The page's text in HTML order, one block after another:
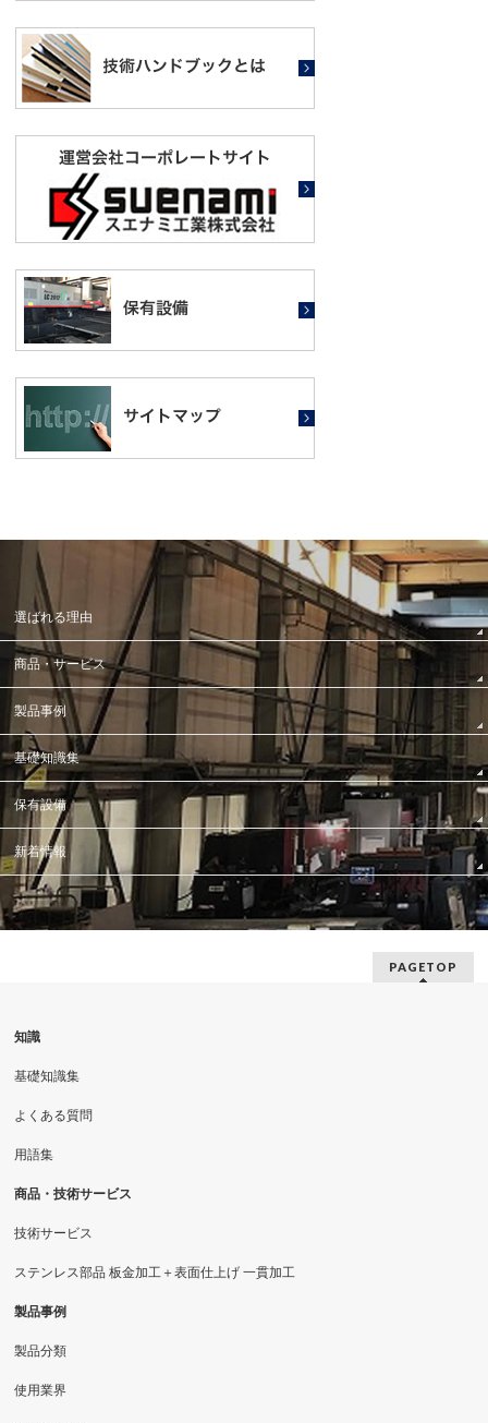
選ばれる理由
商品・サービス
製品事例
基礎知識集
保有設備
新着情報
PAGETOP
知識
基礎知識集
よくある質問
用語集
商品・技術サービス
技術サービス
ステンレス部品 板金加工＋表面仕上げ 一貫加工
製品事例
製品分類
使用業界